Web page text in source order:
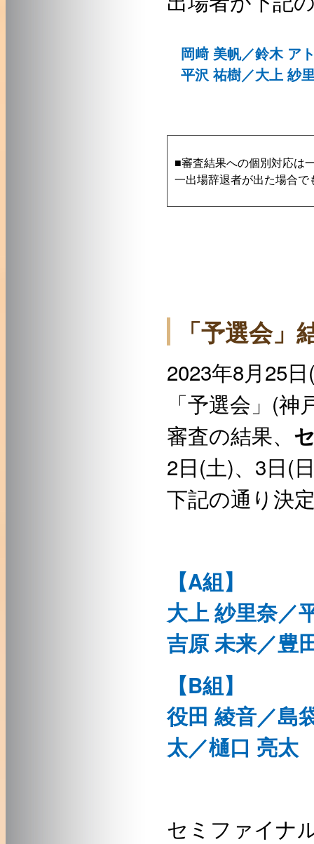
岡﨑 美帆／鈴木 ア
平沢 祐樹／大上 紗
■審査結果への個別対応は
一出場辞退者が出た場合
「予選会」
2023年8月25
「予選会」(
審査の結果、
2日(土)、3日(
下記の通り決
【A組】
大上 紗里奈／
吉原 未来／豊
【B組】
役田 綾音／島
太／樋口 亮太
セミファイナ